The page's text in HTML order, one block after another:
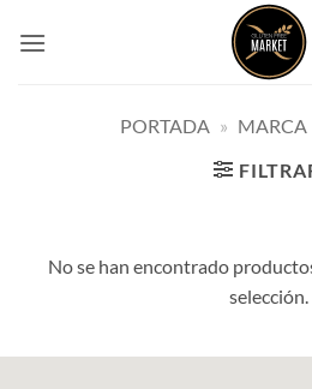
PORTADA » MARCA
No se han encontrado
selección.